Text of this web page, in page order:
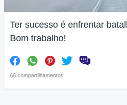
Ter sucesso é enfrentar
Bom trabalho!
66 compartilhamentos